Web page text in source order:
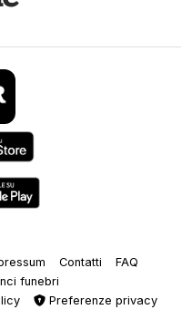
Contatti
FAQ
funebri
Preferenze privacy